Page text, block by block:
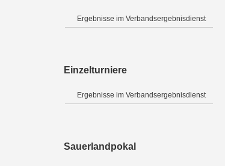
Ergebnisse im Verbandsergebnisdienst
Einzelturniere
Ergebnisse im Verbandsergebnisdienst
Sauerlandpokal